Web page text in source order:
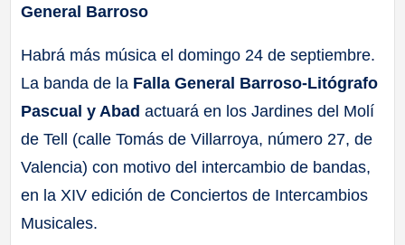
General Barroso
Habrá más música el domingo 24 de septiembre.
La banda de la Falla General Barroso-Litógrafo
Pascual y Abad actuará en los Jardines del Molí
de Tell (calle Tomás de Villarroya, número 27, de
Valencia) con motivo del intercambio de bandas,
en la XIV edición de Conciertos de Intercambios
Musicales.